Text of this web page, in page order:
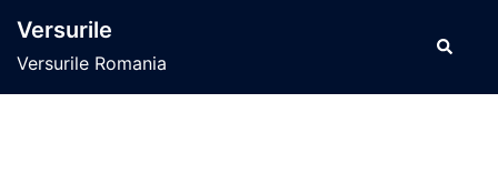
conținut
Versurile
Versurile Romania
Caută